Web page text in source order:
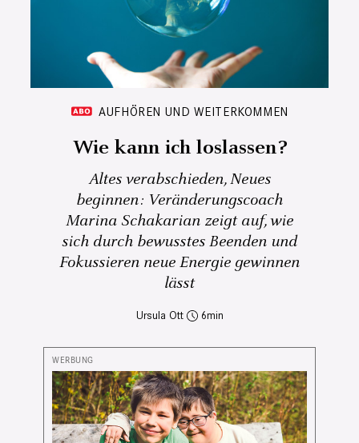
AUFHÖREN UND WEITERKOMMEN
Wie kann ich loslassen?
Altes verabschieden, Neues
beginnen: Veränderungscoach
Marina Schakarian zeigt auf, wie
sich durch bewusstes Beenden und
Fokussieren neue Energie gewinnen
lässt
Ursula Ott 6